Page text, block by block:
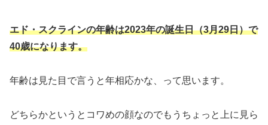
エド・スクラインの年齢は2023年の誕生日（3月29日）で
40歳になります。
年齢は見た目で言うと年相応かな、って思います。
どちらかというとコワめの顔なのでもうちょっと上に見ら